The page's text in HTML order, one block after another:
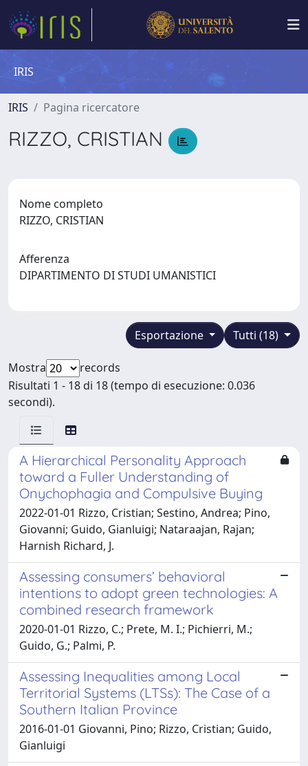
IRIS
IRIS Pagina ricercatore
RIZZO, CRISTIAN
Nome completo
RIZZO, CRISTIAN
Afferenza
DIPARTIMENTO DI STUDI UMANISTICI
Tutti (18)
Esportazione
Mostra
records
Risultati 1 - 18 di 18 (tempo di esecuzione: 0.036
secondi).
A Hierarchical Personality Approach
toward a Fuller Understanding of
Onychophagia and Compulsive Buying
2022-01-01 Rizzo, Cristian; Sestino, Andrea; Pino,
Giovanni; Guido, Gianluigi; Nataraajan, Rajan;
Harnish Richard, J.
Assessing consumers’ behavioral
intentions to adopt green technologies: A
combined research framework
2020-01-01 Rizzo, C.; Prete, M. I.; Pichierri, M.;
Guido, G.; Palmi, P.
Assessing Inequalities among Local
Territorial Systems (LTSs): The Case of a
Southern Italian Province
2016-01-01 Giovanni, Pino; Rizzo, Cristian; Guido,
Gianluigi